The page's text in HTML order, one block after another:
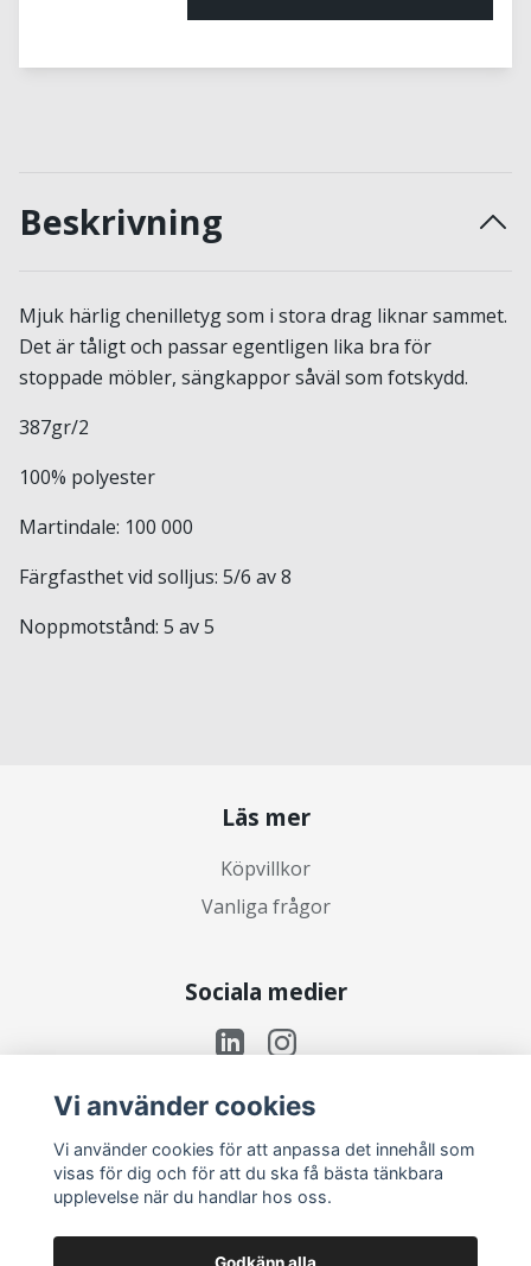
Beskrivning
Mjuk härlig chenilletyg som i stora drag liknar sammet.
Det är tåligt och passar egentligen lika bra för
stoppade möbler, sängkappor såväl som fotskydd.
387gr/2
100% polyester
Martindale: 100 000
Färgfasthet vid solljus: 5/6 av 8
Noppmotstånd: 5 av 5
Läs mer
Köpvillkor
Vanliga frågor
Sociala medier
Prenumerera på vårt nyhetsbrev
Vi använder cookies
Vi använder cookies för att anpassa det innehåll som
visas för dig och för att du ska få bästa tänkbara
upplevelse när du handlar hos oss.
Godkänn alla